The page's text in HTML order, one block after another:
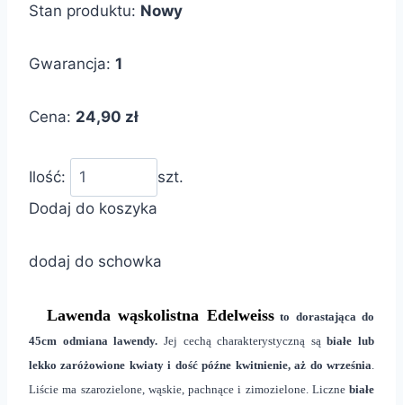
Stan produktu: Nowy
Gwarancja: 1
Cena: 24,90 zł
Ilość:
szt.
Dodaj do koszyka
dodaj do schowka
Lawenda wąskolistna Edelweiss to dorastająca do
45cm odmiana lawendy. Jej cechą charakterystyczną sąbiałe lub
lekko zaróżowione kwiaty i dość późne kwitnienie, aż do września
Liście ma szarozielone, wąskie, pachnące i zimozielone. Liczne białe